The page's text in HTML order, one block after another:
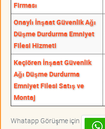
Firması
Onaylı İnşaat Güvenlik Ağı
Düşme Durdurma Emniyet
Filesi Hizmeti
Keçiören İnşaat Güvenlik
Ağı Düşme Durdurma
Emniyet Filesi Satış ve
Montaj
Whatapp Görüşme için